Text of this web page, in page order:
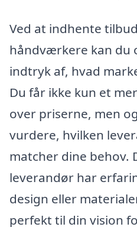
Ved at indhente
håndværkere kan du
indtryk af, hvad
Du får ikke kun et
over priserne, men
vurdere, hvilken
matcher dine behov.
leverandør har
design eller
perfekt til din vision